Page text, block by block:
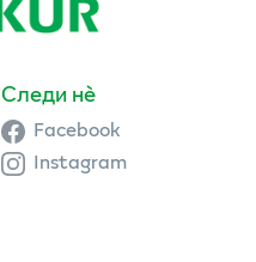
Следи нè
Facebook
Instagram